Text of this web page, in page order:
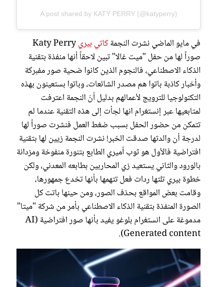
A post shared by KATY PERRY (@katyperry)
في مايو الماضي نشرت النجمةكاتي بيريKaty Perry
صوراً لها من حفل "ميت غالا" تبين لاحقاً أنها منفذة بتقنية
الذكاء الاصطناعي، فالنجوم الذين كانوا ضحية صور مفبركة
وأخبار كاذبة باتوا هم مصدر الشائعات، وباتوا بستعينون بهذه
التكنولوجيا للترويج لأعمالهم بدليل أنّ النجمة اعترفت
لمتابعيها عبر إنستغرام انها لجأت إلى هذه التقنية عندما لم
تتمكن من حضور الحفل بسبب ضغط العمل فنشرت صوراً لها
لدرجة أن والدتها صدقت الخبر! نشرت النجمة زيين لها بتقنية
افتراضية فالأول هو ثوب أميري الطابع بتنورة منفوخة ومزدانة
بالورود والثاني يستعيد زي المحاربين بطابعه المعدني، ولكن
خطوة بيري تلتها ردات فعل تتهمها بأنها تخدع جمهورها،
وقامت بعض المواقع بحذف الصور، ومن حينها باتت كل
الصورة المنفذة بتقنية الذكاء الاصطناعي بأمر من شركة "ميتا"
مدموغة على انستغرام بلوغو يفيد بأنها صور افتراضية (AI
Generated content).